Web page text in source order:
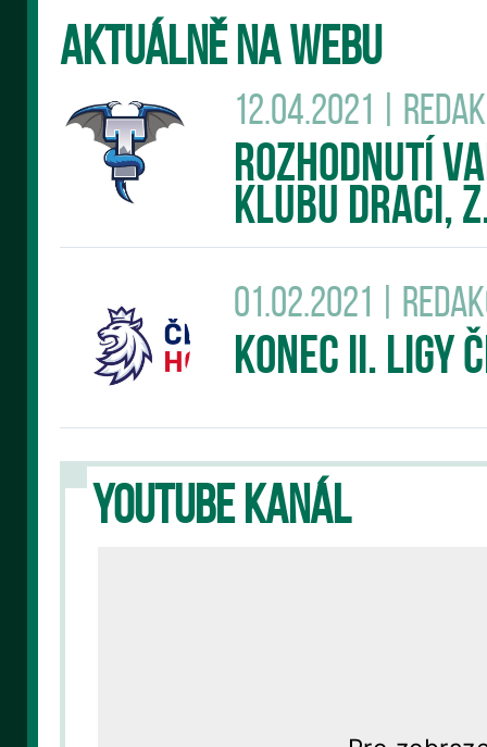
AKTUÁLNĚ NA WEBU
12.04.2021 |
Rozhodnutí
klubu DRACI,
01.02.2021 |
Konec II. Ligy
YOUTUBE KANÁL